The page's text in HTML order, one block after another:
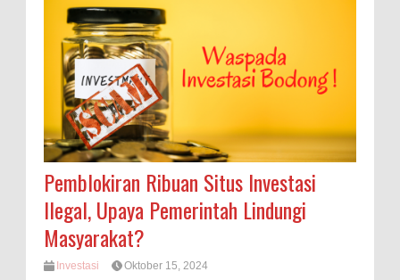
Pemblokiran Ribuan Situs Investasi
Ilegal, Upaya Pemerintah Lindungi
Masyarakat?
Investasi Oktober 15, 2024